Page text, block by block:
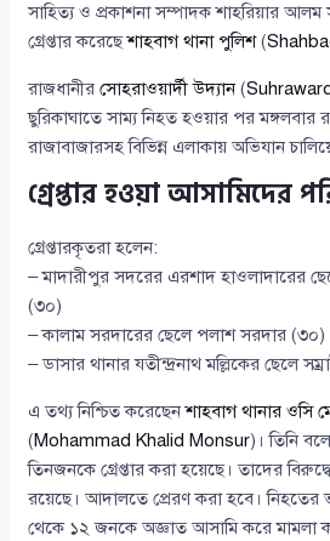
সাহিত্য ও প্রকাশনা সম্পাদক শাহরিয়ার আলম
গ্রেপ্তার করেছেশাহবাগ থানা পুলিশ(
রাজধানীরসোহরাওয়ার্দী উদ্যান(
ছুরিকাঘাতে সাম্য নিহত হওয়ার পর মঙ্গলবার
রাজাবাজারসহ বিভিন্ন এলাকায় অভিযান
গ্রেপ্তার হওয়া আসামিদের
গ্রেপ্তারকৃতরা হলেন:
– মাদারীপুর সদরের এরশাদ হাওলাদারের
(৩০)
– কালাম সরদারের ছেলে পলাশ সরদার (৩০)
– ডাসার থানার যতীন্দ্রনাথ মল্লিকের ছেলে
এ তথ্য নিশ্চিত করেছেনশাহবাগ থানার ওসি
(Mohammad Khalid Monsur)। তিনি
তিনজনকে গ্রেপ্তার করা হয়েছে। তাদের
রয়েছে। আদালতে প্রেরণ করা হবে।
থেকে ১২ জনকে অজ্ঞাত আসামি করে মামলা